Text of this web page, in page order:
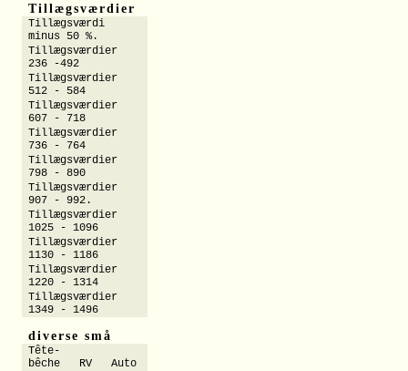
Tillægsværdier
Tillægsværdi
minus 50 %.
Tillægsværdier
236 -492
Tillægsværdier
512 - 584
Tillægsværdier
607 - 718
Tillægsværdier
736 - 764
Tillægsværdier
798 - 890
Tillægsværdier
907 - 992.
Tillægsværdier
1025 - 1096
Tillægsværdier
1130 - 1186
Tillægsværdier
1220 - 1314
Tillægsværdier
1349 - 1496
diverse små
Tête-
bêche RV Auto